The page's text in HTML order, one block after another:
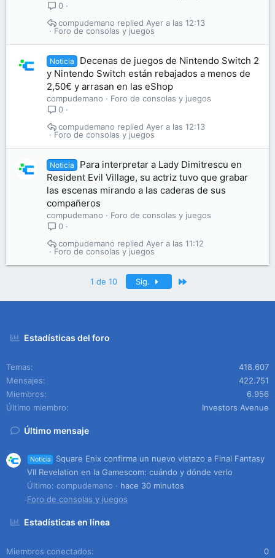
0
Foro de consolas y juegos
Ayer a las 12:13
compudemano
Noticia
Decenas de juegos de Nintendo Switch 2
y Nintendo Switch están rebajados a menos de
2,50€ y arrasan en las eShop
compudemano
Foro de consolas y juegos
0
Foro de consolas y juegos
Ayer a las 12:13
compudemano
Noticia
Para interpretar a Lady Dimitrescu en
Resident Evil Village, su actriz tuvo que grabar
las escenas mirando a las caderas de sus
compañeros
compudemano
Foro de consolas y juegos
0
Foro de consolas y juegos
Ayer a las 11:12
compudemano
1 de 10 Sig.
Estadísticas del foro
Temas
418.607
Mensajes
422.751
Miembros
6.956
Último miembro
Investors Avenue
Último mensaje
Noticia
Square Enix confirma un nuevo vistazo a Final Fantasy
VII Revelation en la Gamescom: cuándo y dónde verlo
Último: compudemano
hace 30 minutos
Foro de consolas y juegos
Estadísticas en línea
Miembros conectados 0